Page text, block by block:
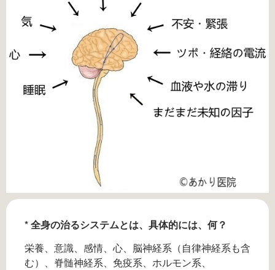
* 全身の治るシステムとは、具体的には、何？
栄養、意識、感情、心、脳神経系（自律神経系も含
む）、脊髄神経系、免疫系、ホルモン系、